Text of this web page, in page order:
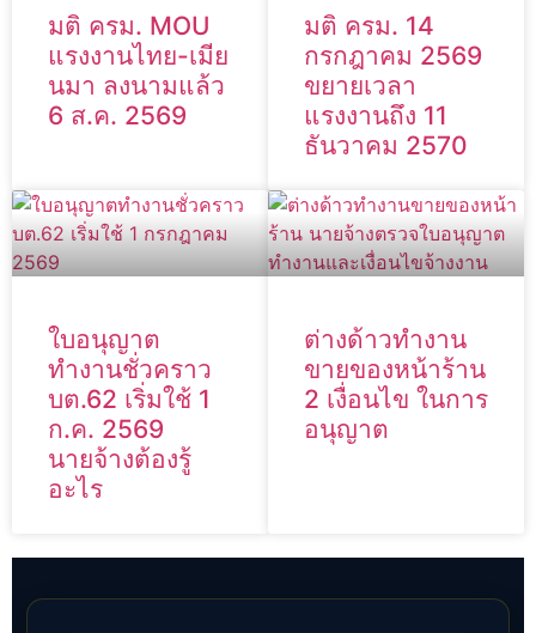
มติ ครม. MOU
แรงงานไทย-เมีย
นมา ลงนามแล้ว
6 ส.ค. 2569
มติ ครม. 14
กรกฎาคม 2569
ขยายเวลา
แรงงานถึง 11
ธันวาคม 2570
ใบอนุญาต
ทำงานชั่วคราว
บต.62 เริ่มใช้ 1
ก.ค. 2569
นายจ้างต้องรู้
อะไร
ต่างด้าวทำงาน
ขายของหน้าร้าน
2 เงื่อนไข ในการ
อนุญาต